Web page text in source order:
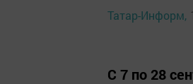
Татар-Информ,
С 7 по 28